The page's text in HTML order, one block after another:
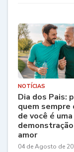
NOTÍCIAS
Dia dos Pais:
quem sempre
de você é uma
amor
04 de Agosto de